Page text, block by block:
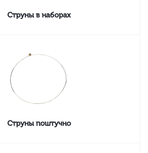
Струны в наборах
Струны поштучно